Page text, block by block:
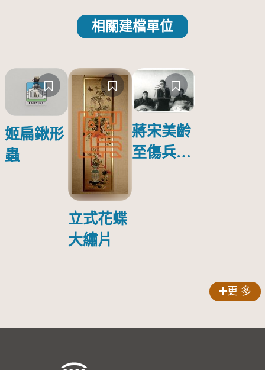
相關建檔單位
姬扁鍬形
蟲
立式花蝶
大繡片
蔣宋美齡
至傷兵醫
傷日本戰
更 多